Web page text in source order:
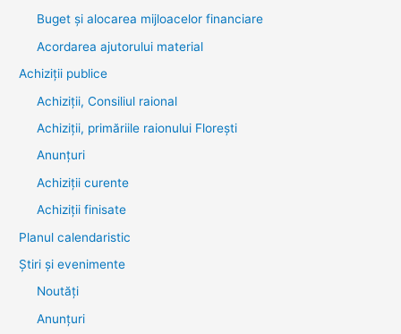
Buget și alocarea mijloacelor financiare
Acordarea ajutorului material
Achiziţii publice
Achiziții, Consiliul raional
Achiziții, primăriile raionului Florești
Anunțuri
Achiziții curente
Achiziții finisate
Planul calendaristic
Știri şi evenimente
Noutăţi
Anunţuri